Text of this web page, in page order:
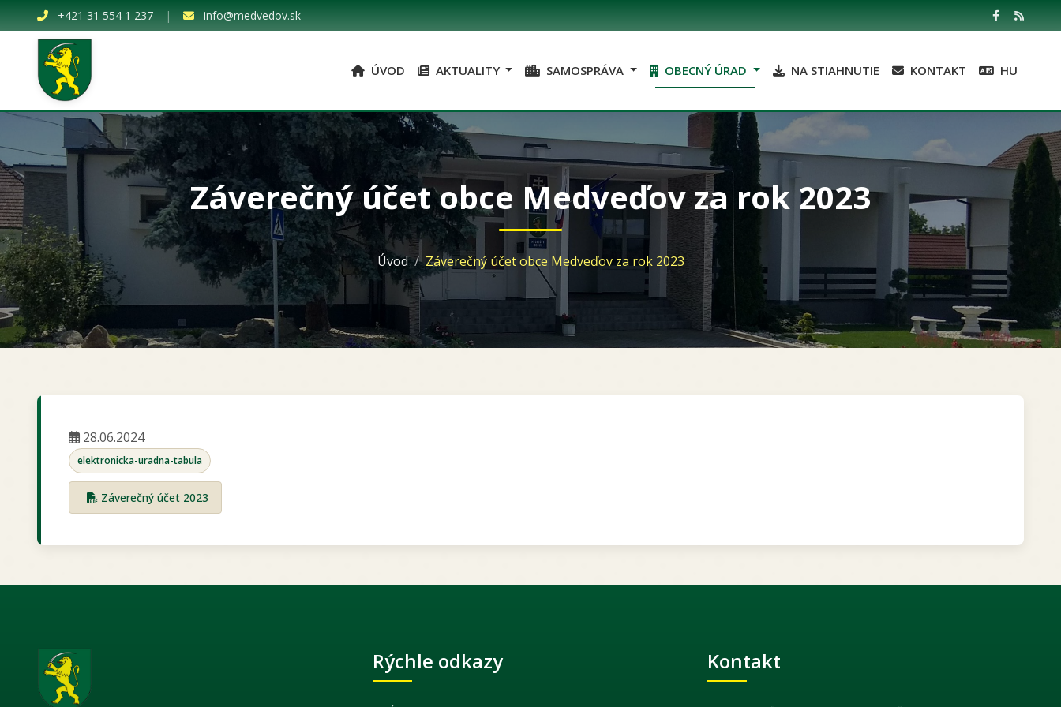
+421 31 554 1 237 | info@medvedov.sk
ÚVOD AKTUALITY SAMOSPRÁVA OBECNÝ ÚRAD NA STIAHNUTIE KONTAKT HU
Záverečný účet obce Medveďov za rok 2023
Úvod Záverečný účet obce Medveďov za rok 2023
28.06.2024
elektronicka-uradna-tabula
Záverečný účet 2023
Rýchle odkazy Kontakt